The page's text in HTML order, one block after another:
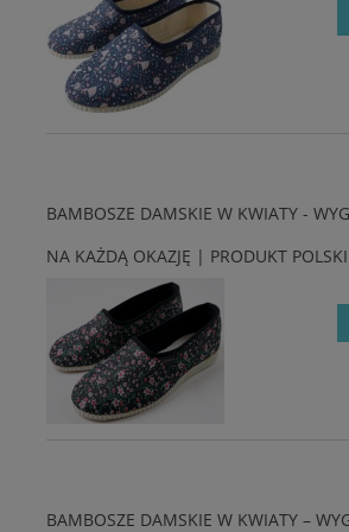
BAMBOSZE DAMSKIE W KWIATY -
NA KAŻDĄ OKAZJĘ | PRODUKT POLSKI
BAMBOSZE DAMSKIE W KWIATY –